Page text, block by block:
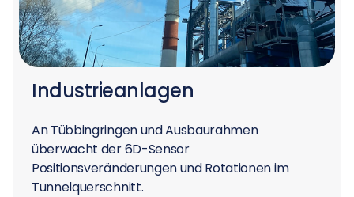
Industrieanlagen
An Tübbingringen und Ausbaurahmen
überwacht der 6D-Sensor
Positionsveränderungen und Rotationen im
Tunnelquerschnitt.